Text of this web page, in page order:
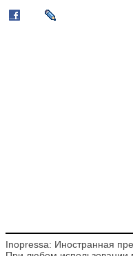
Inopressa: Иностранная